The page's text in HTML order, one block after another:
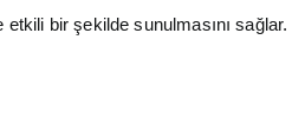
etkili bir şekilde sunulmasını sağlar.